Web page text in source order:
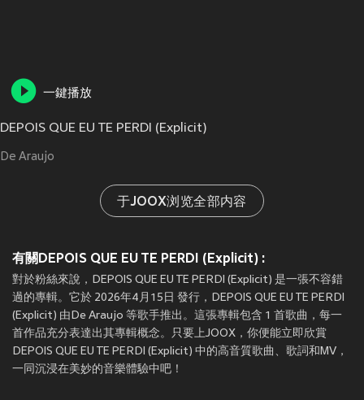
一鍵播放
DEPOIS QUE EU TE PERDI (Explicit)
De Araujo
于JOOX浏览全部内容
有關DEPOIS QUE EU TE PERDI (Explicit) :
對於粉絲來說，DEPOIS QUE EU TE PERDI (Explicit) 是一張不容錯
過的專輯。它於 2026年4月15日 發行，DEPOIS QUE EU TE PERDI
(Explicit) 由De Araujo 等歌手推出。這張專輯包含 1 首歌曲，每一
首作品充分表達出其專輯概念。只要上JOOX，你便能立即欣賞
DEPOIS QUE EU TE PERDI (Explicit) 中的高音質歌曲、歌詞和MV，
一同沉浸在美妙的音樂體驗中吧！